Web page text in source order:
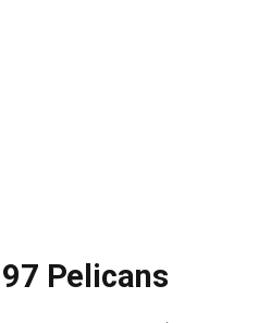
Pelicans